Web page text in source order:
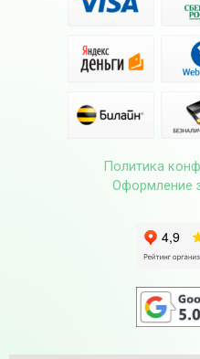
Политика
Оформление